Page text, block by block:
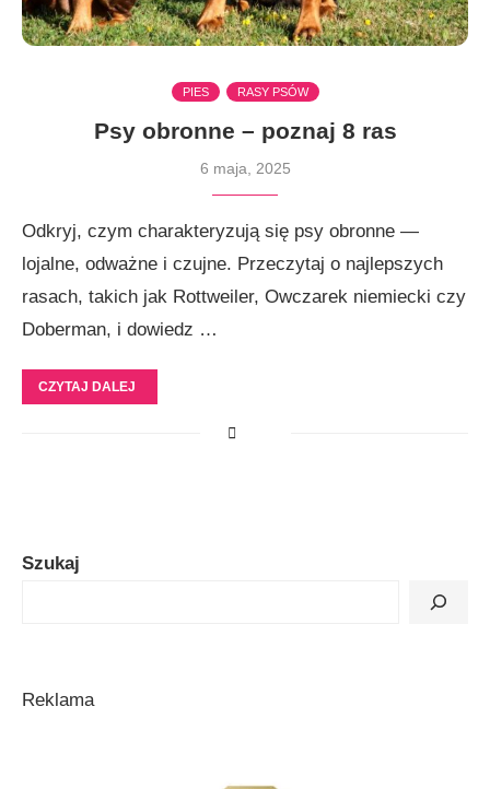
PIES RASY PSÓW
Psy obronne – poznaj 8 ras
6 maja, 2025
Odkryj, czym charakteryzują się psy obronne —
lojalne, odważne i czujne. Przeczytaj o najlepszych
rasach, takich jak Rottweiler, Owczarek niemiecki czy
Doberman, i dowiedz …
CZYTAJ DALEJ
Szukaj
Reklama